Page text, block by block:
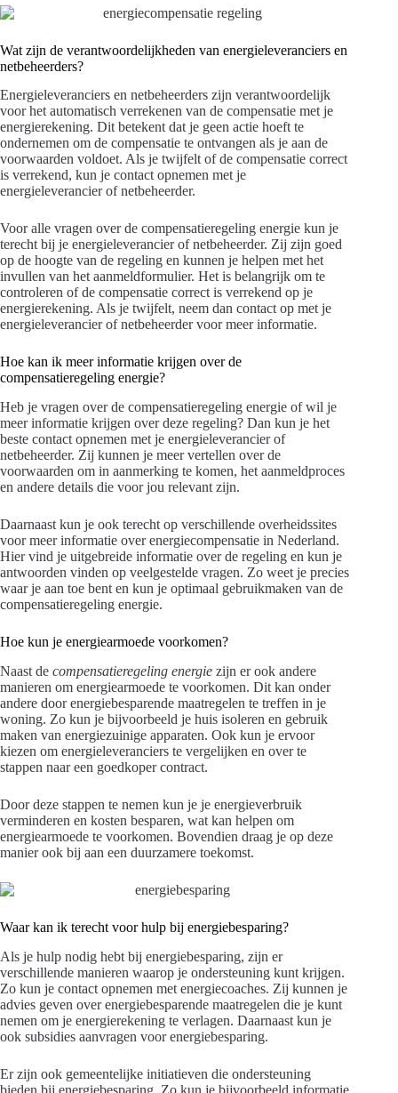
Wat zijn de verantwoordelijkheden van energieleveranciers en
netbeheerders?
Energieleveranciers en netbeheerders zijn verantwoordelijk
voor het automatisch verrekenen van de compensatie met je
energierekening. Dit betekent dat je geen actie hoeft te
ondernemen om de compensatie te ontvangen als je aan de
voorwaarden voldoet. Als je twijfelt of de compensatie correct
is verrekend, kun je contact opnemen met je
energieleverancier of netbeheerder.
Voor alle vragen over de compensatieregeling energie kun je
terecht bij je energieleverancier of netbeheerder. Zij zijn goed
op de hoogte van de regeling en kunnen je helpen met het
invullen van het aanmeldformulier. Het is belangrijk om te
controleren of de compensatie correct is verrekend op je
energierekening. Als je twijfelt, neem dan contact op met je
energieleverancier of netbeheerder voor meer informatie.
Hoe kan ik meer informatie krijgen over de
compensatieregeling energie?
Heb je vragen over de compensatieregeling energie of wil je
meer informatie krijgen over deze regeling? Dan kun je het
beste contact opnemen met je energieleverancier of
netbeheerder. Zij kunnen je meer vertellen over de
voorwaarden om in aanmerking te komen, het aanmeldproces
en andere details die voor jou relevant zijn.
Daarnaast kun je ook terecht op verschillende overheidssites
voor meer informatie over energiecompensatie in Nederland.
Hier vind je uitgebreide informatie over de regeling en kun je
antwoorden vinden op veelgestelde vragen. Zo weet je precies
waar je aan toe bent en kun je optimaal gebruikmaken van de
compensatieregeling energie.
Hoe kun je energiearmoede voorkomen?
Naast de compensatieregeling energie zijn er ook andere
manieren om energiearmoede te voorkomen. Dit kan onder
andere door energiebesparende maatregelen te treffen in je
woning. Zo kun je bijvoorbeeld je huis isoleren en gebruik
maken van energiezuinige apparaten. Ook kun je ervoor
kiezen om energieleveranciers te vergelijken en over te
stappen naar een goedkoper contract.
Door deze stappen te nemen kun je je energieverbruik
verminderen en kosten besparen, wat kan helpen om
energiearmoede te voorkomen. Bovendien draag je op deze
manier ook bij aan een duurzamere toekomst.
Waar kan ik terecht voor hulp bij energiebesparing?
Als je hulp nodig hebt bij energiebesparing, zijn er
verschillende manieren waarop je ondersteuning kunt krijgen.
Zo kun je contact opnemen met energiecoaches. Zij kunnen je
advies geven over energiebesparende maatregelen die je kunt
nemen om je energierekening te verlagen. Daarnaast kun je
ook subsidies aanvragen voor energiebesparing.
Er zijn ook gemeentelijke initiatieven die ondersteuning
bieden bij energiebesparing. Zo kun je bijvoorbeeld informatie